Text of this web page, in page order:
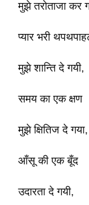
मुझे तरोताजा कर
प्यार भरी
मुझे शान्ति दे गयी,
समय का एक क्षण
मुझे क्षितिज दे गया,
आँसू की एक बूँद
उदारता दे गयी,